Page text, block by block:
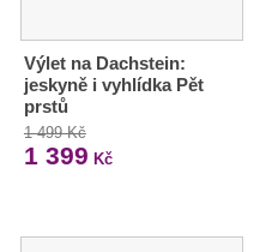
Výlet na Dachstein:
jeskyně i vyhlídka Pět
prstů
1 499 Kč
1 399 Kč